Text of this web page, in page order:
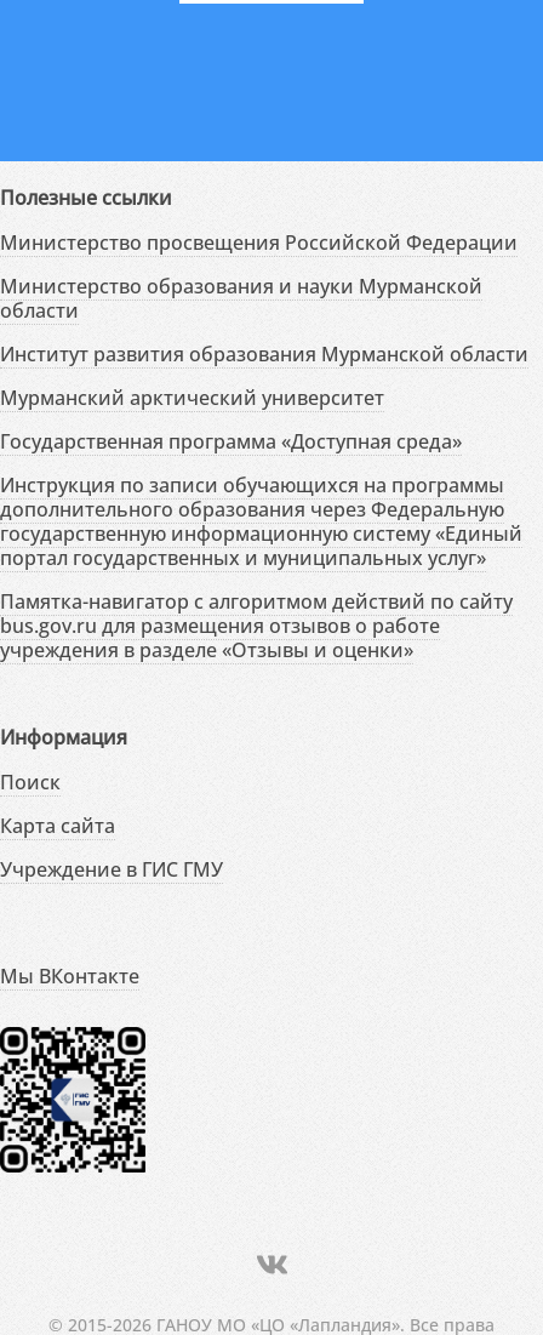
Полезные ссылки
Министерство просвещения Российской Федерации
Министерство образования и науки Мурманской
области
Институт развития образования Мурманской области
Мурманский арктический университет
Государственная программа «Доступная среда»
Инструкция по записи обучающихся на программы
дополнительного образования через Федеральную
государственную информационную систему «Единый
портал государственных и муниципальных услуг»
Памятка-навигатор с алгоритмом действий по сайту
bus.gov.ru для размещения отзывов о работе
учреждения в разделе «Отзывы и оценки»
Информация
Поиск
Карта сайта
Учреждение в ГИС ГМУ
Мы ВКонтакте
© 2015-2026 ГАНОУ МО «ЦО «Лапландия». Все права